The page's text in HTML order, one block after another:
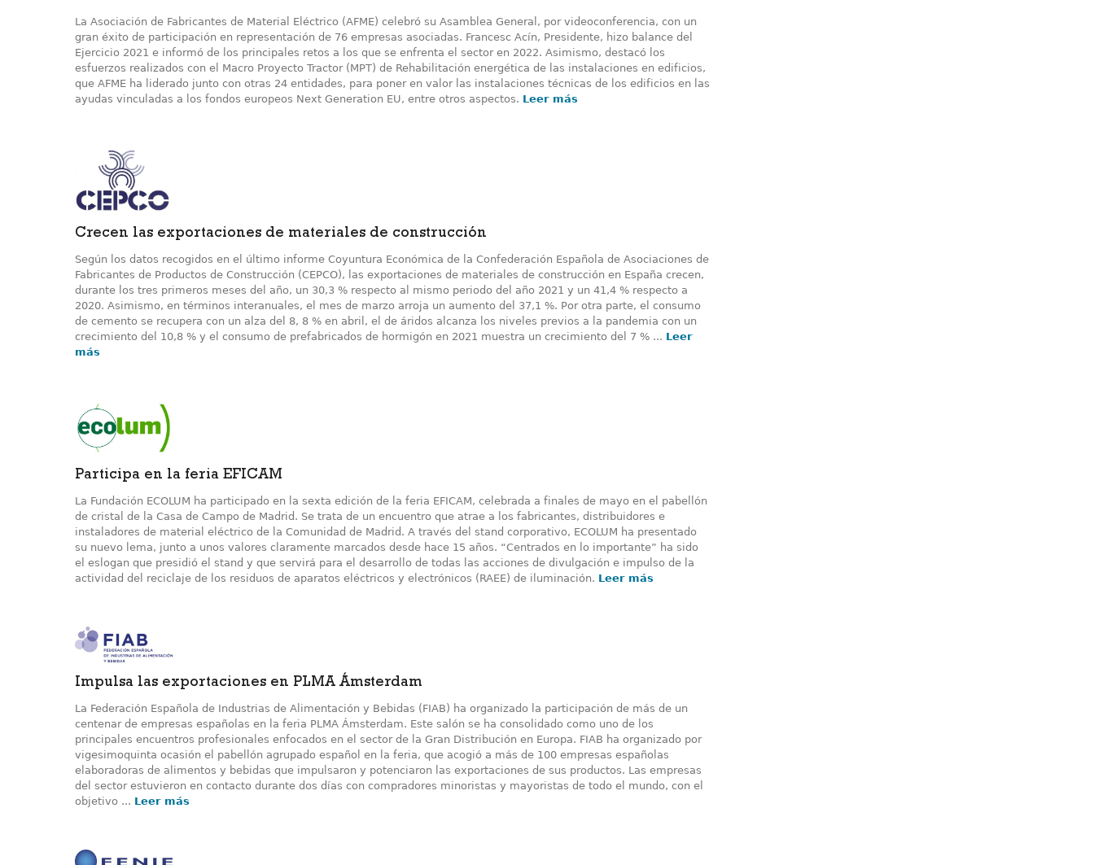
La Asociación de Fabricantes de Material Eléctrico (AFME) celebró su Asamblea General, por videoconferencia, con un
gran éxito de participación en representación de 76 empresas asociadas. Francesc Acín, Presidente, hizo balance del
Ejercicio 2021 e informó de los principales retos a los que se enfrenta el sector en 2022. Asimismo, destacó los
esfuerzos realizados con el Macro Proyecto Tractor (MPT) de Rehabilitación energética de las instalaciones en edificios,
que AFME ha liderado junto con otras 24 entidades, para poner en valor las instalaciones técnicas de los edificios en las
ayudas vinculadas a los fondos europeos Next Generation EU, entre otros aspectos. Leer más
Crecen las exportaciones de materiales de construcción
Según los datos recogidos en el último informe Coyuntura Económica de la Confederación Española de Asociaciones de
Fabricantes de Productos de Construcción (CEPCO), las exportaciones de materiales de construcción en España crecen,
durante los tres primeros meses del año, un 30,3 % respecto al mismo periodo del año 2021 y un 41,4 % respecto a
2020. Asimismo, en términos interanuales, el mes de marzo arroja un aumento del 37,1 %. Por otra parte, el consumo
de cemento se recupera con un alza del 8, 8 % en abril, el de áridos alcanza los niveles previos a la pandemia con un
crecimiento del 10,8 % y el consumo de prefabricados de hormigón en 2021 muestra un crecimiento del 7 % ... Leer
más
Participa en la feria EFICAM
La Fundación ECOLUM ha participado en la sexta edición de la feria EFICAM, celebrada a finales de mayo en el pabellón
de cristal de la Casa de Campo de Madrid. Se trata de un encuentro que atrae a los fabricantes, distribuidores e
instaladores de material eléctrico de la Comunidad de Madrid. A través del stand corporativo, ECOLUM ha presentado
su nuevo lema, junto a unos valores claramente marcados desde hace 15 años. “Centrados en lo importante” ha sido
el eslogan que presidió el stand y que servirá para el desarrollo de todas las acciones de divulgación e impulso de la
actividad del reciclaje de los residuos de aparatos eléctricos y electrónicos (RAEE) de iluminación. Leer más
Impulsa las exportaciones en PLMA Ámsterdam
La Federación Española de Industrias de Alimentación y Bebidas (FIAB) ha organizado la participación de más de un
centenar de empresas españolas en la feria PLMA Ámsterdam. Este salón se ha consolidado como uno de los
principales encuentros profesionales enfocados en el sector de la Gran Distribución en Europa. FIAB ha organizado por
vigesimoquinta ocasión el pabellón agrupado español en la feria, que acogió a más de 100 empresas españolas
elaboradoras de alimentos y bebidas que impulsaron y potenciaron las exportaciones de sus productos. Las empresas
del sector estuvieron en contacto durante dos días con compradores minoristas y mayoristas de todo el mundo, con el
objetivo ... Leer más